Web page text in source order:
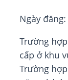
Ngày đăng:
Trường
cấp ở khu
Trường